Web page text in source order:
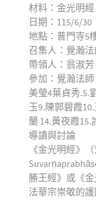
材料：金光明經
日期：115/6/30
地點：普門寺5
召集人：覺瀚法
帶領人：翁淑芳
參加：覺瀚法
美瑩4葉貞秀.5.
玉9.陳郭碧霞
蘭 14.黃夜霞15.
導讀與討論
《金光明經》（
勝王經》或《
法華宗崇敬的